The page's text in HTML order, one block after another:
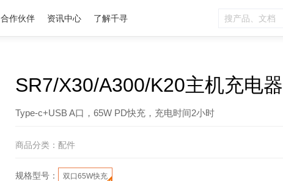
合作伙伴 资讯中心 了解千寻
SR7/X30/A300/K20主机充电器
Type-c+USB A口，65W PD快充，充电时间2小时
商品分类： 配件
规格型号： 双口65W快充